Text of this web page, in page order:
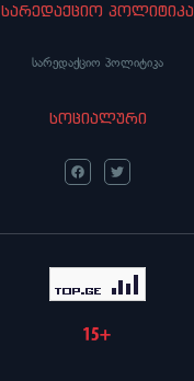
სარედაქციო პოლიტიკა
სარედაქციო პოლიტიკა
სოციალური